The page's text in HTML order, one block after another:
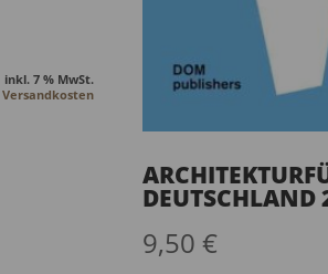
inkl. 7 % MwSt.
Versandkosten
DEUTSCHLAND
9,50 €